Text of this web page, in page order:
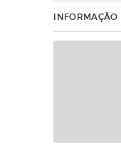
INFORMAÇÃO